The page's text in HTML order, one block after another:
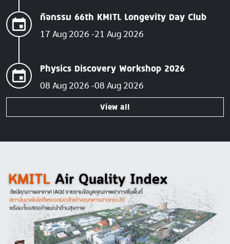
กิจกรรม 66th KMITL Longevity Day Club
17 Aug 2026 21 Aug 2026
Physics Discovery Workshop 2026
08 Aug 2026 08 Aug 2026
View all
Image